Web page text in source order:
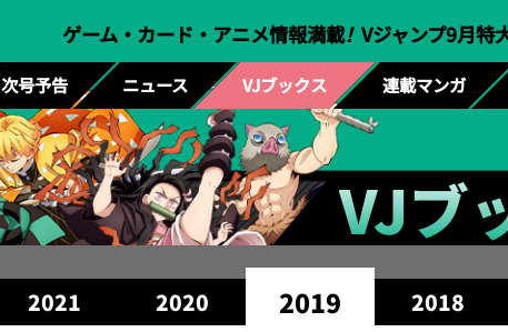
ゲーム・カード・アニメ情報満載！ Vジャンプ9月特
次号予告 ニュース VJブックス 連載マンガ
VJブ
2021 2020 2019 2018